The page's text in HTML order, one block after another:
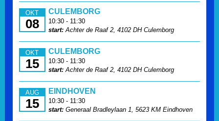
OKT
08
CULEMBORG
10:30 - 11:30
start:Achter de Raaf 2, 4102 DH Culemborg
OKT
15
CULEMBORG
10:30 - 11:30
start:Achter de Raaf 2, 4102 DH Culemborg
AUG
15
EINDHOVEN
10:30 - 11:30
start:Generaal Bradleylaan 1, 5623 KM Eindhoven